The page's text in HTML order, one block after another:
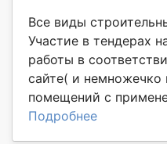
Все виды
Участие в тендерах
работы в
сайте( и немножечко
помещений с
Подробнее